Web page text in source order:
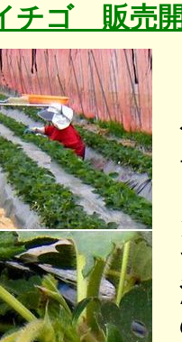
チゴ 販売